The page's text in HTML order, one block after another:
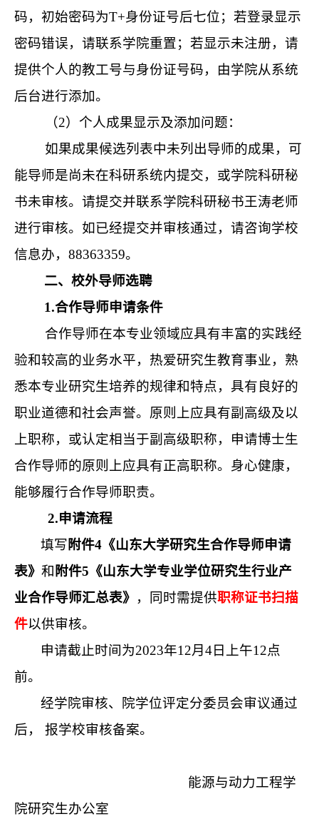
码，初始密码为T+身份证号后七位；若登录显示
密码错误，请联系学院重置；若显示未注册，请
提供个人的教工号与身份证号码，由学院从系统
后台进行添加。
（2）个人成果显示及添加问题：
如果成果候选列表中未列出导师的成果，可
能导师是尚未在科研系统内提交，或学院科研秘
书未审核。请提交并联系学院科研秘书王涛老师
进行审核。 如已经提交并审核通过，请咨询学校
信息办，88363359。
二、校外导师选聘
1.合作导师申请条件
合作导师在本专业领域应具有丰富的实践经
验和较高的业务水平，热爱研究生教育事业，熟
悉本专业研究生培养的规律和特点，具有良好的
职业道德和社会声誉。原则上应具有副高级及以
上职称，或认定相当于副高级职称，申请博士生
合作导师的原则上应具有正高职称。身心健康，
能够履行合作导师职责。
2.申请流程
填写附件4《山东大学研究生合作导师申请
表》 和 附件5《山东大学专业学位研究生行业产
业合作导师汇总表》 ，同时需提供职称证书扫描
件以供审核。
申请截止时间为2023年12月4日上午12点
前。
经学院审核、院学位评定分委员会审议通过
后， 报学校审核备案。
能源与动力工程学
院研究生办公室